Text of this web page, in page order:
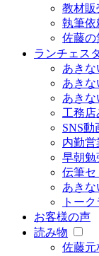
教材販
執筆依
佐藤の
ランチェス
あき
あき
あき
工務
SNS動
内勤営
早朝勉
伝筆セ
あき
トー
お客様の声
読み物
佐藤元